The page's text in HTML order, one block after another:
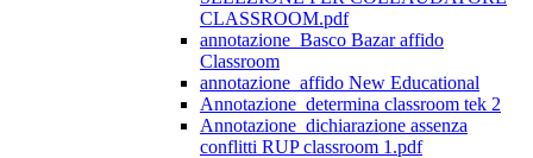
CLASSROOM.pdf
annotazione_Basco Bazar affido
Classroom
annotazione_affido New Educational
Annotazione_determina classroom tek 2
Annotazione_dichiarazione assenza
conflitti RUP classroom 1.pdf